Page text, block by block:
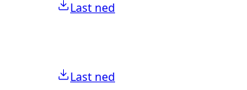
Last ned
Last ned